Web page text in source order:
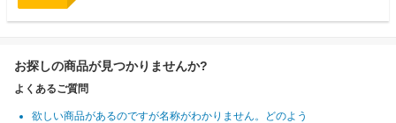
お探しの商品が見つかりませんか?
よくあるご質問
欲しい商品があるのですが名称がわかりません。どのよう